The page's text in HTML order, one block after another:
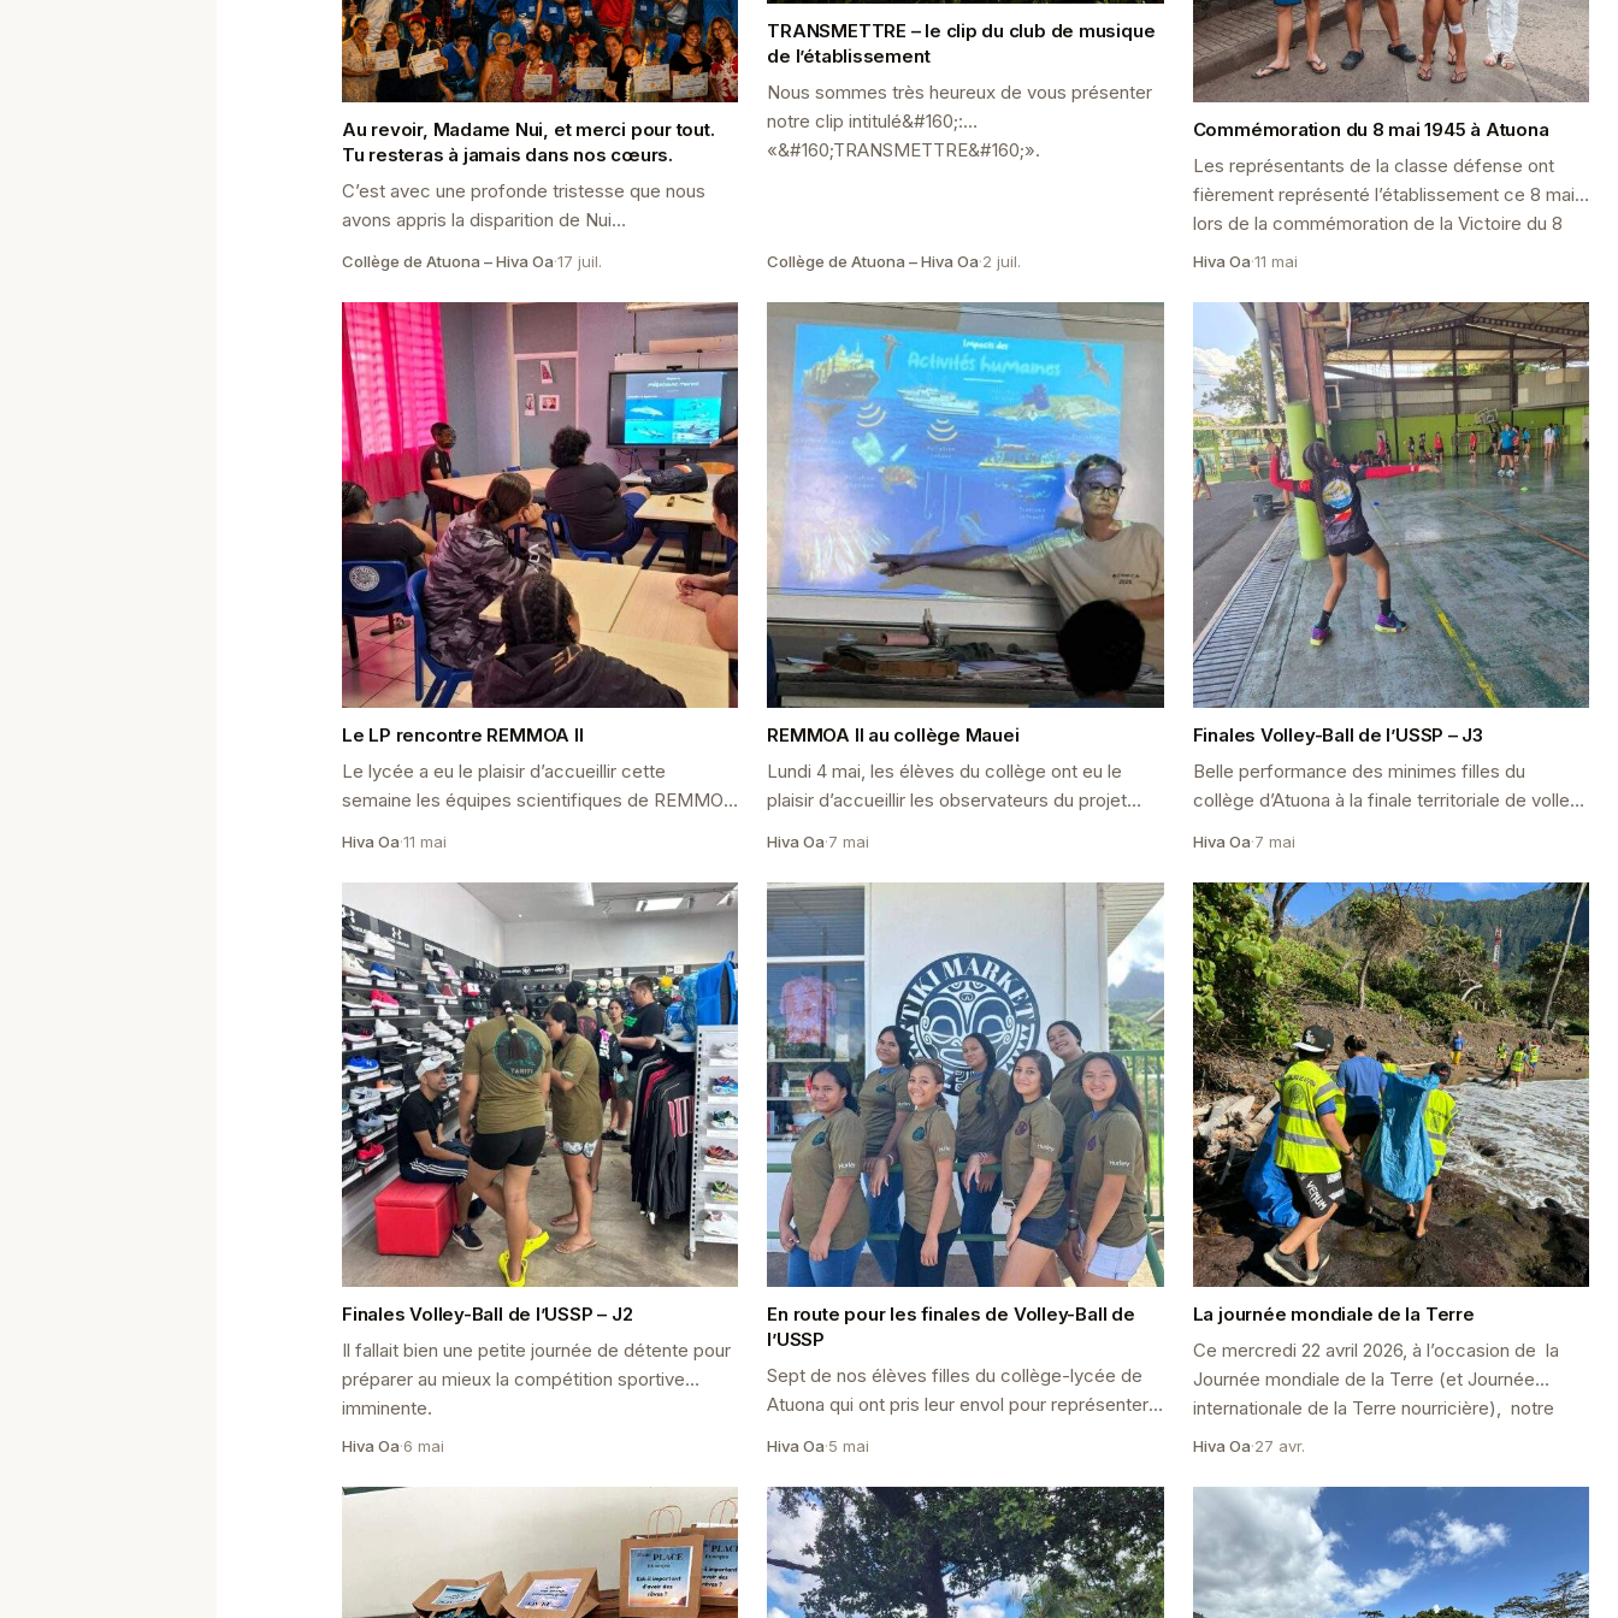
Au revoir, Madame Nui, et merci pour tout.
Tu resteras à jamais dans nos cœurs.
C’est avec une profonde tristesse que nous
avons appris la disparition de Nui
mathématiques et de Marquisien.
Collège de Atuona – Hiva Oa·17 juil.
TRANSMETTRE – le clip du club de musique
de l’établissement
Nous sommes très heureux de vous présenter
notre clip intitulé&#160;:
«&#160;TRANSMETTRE&#160;».
Collège de Atuona – Hiva Oa·2 juil.
Commémoration du 8 mai 1945 à Atuona
Les représentants de la classe défense ont
fièrement représenté l’établissement ce 8 mai
lors de la commémoration de la Victoire du 8
mai 1945 au monument au...
Hiva Oa·11 mai
Le LP rencontre REMMOA II
Le lycée a eu le plaisir d’accueillir cette
semaine les équipes scientifiques de REMMOA
Hiva Oa·11 mai
REMMOA II au collège Mauei
Lundi 4 mai, les élèves du collège ont eu le
plaisir d’accueillir les observateurs du projet
Hiva Oa·7 mai
Finales Volley-Ball de l’USSP – J3
Belle performance des minimes filles du
collège d’Atuona à la finale territoriale de volley-
Hiva Oa·7 mai
Finales Volley-Ball de l’USSP – J2
Il fallait bien une petite journée de détente pour
préparer au mieux la compétition sportive
imminente.
Hiva Oa·6 mai
En route pour les finales de Volley-Ball de
l’USSP
Sept de nos élèves filles du collège-lycée de
Atuona qui ont pris leur envol pour représenter
Hiva Oa·5 mai
La journée mondiale de la Terre
Ce mercredi 22 avril 2026, à l’occasion de la
Journée mondiale de la Terre (et Journée
internationale de la Terre nourricière), notre
classe de 6è a partic...
Hiva Oa·27 avr.